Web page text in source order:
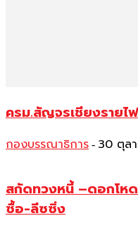
ครม.สัญจรเชียงรายไ
กองบรรณาธิการ - 30 ตุล
สกัดทวงหนี้ –ดอกโหด
ซื้อ-ลีซซิ่ง